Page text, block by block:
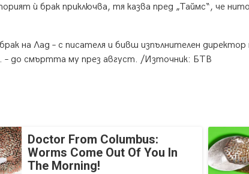
ѝ брак приключва, тя казва пред „Таймс“, че
на Лад – с писателя и бивш изпълнителен
– до смъртта му през август. /Източник: БТВ
Doctor From Columbus:
Worms Come Out Of You In
The Morning!